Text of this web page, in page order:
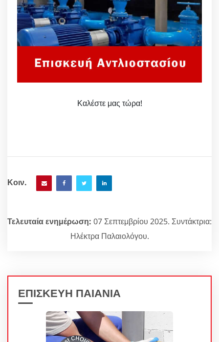
Καλέστε μας τώρα!
Κοιν.
Τελευταία ενημέρωση: 07 Σεπτεμβρίου 2025. Συντάκτρια:
Ηλέκτρα Παλαιολόγου.
ΕΠΙΣΚΕΥΗ ΠΑΙΑΝΙΑ